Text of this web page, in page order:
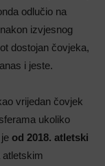
odlučio na
izvjesnog
dostojan čovjeka,
i jeste.
vrijedan čovjek
ukoliko
od 2018. atletski
atletskim